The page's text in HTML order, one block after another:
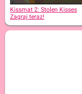
Kissmat 2: Stolen Kisses
Zagraj teraz!